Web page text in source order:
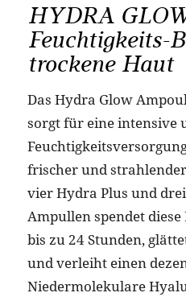
HYDRA
Feuchtigkeits-
trockene Haut
Das Hydra Glow
sorgt für eine intensive
frischer und
vier Hydra Plus und
Ampullen spendet
bis zu 24 Stunden,
und verleiht einen
Niedermolekulare